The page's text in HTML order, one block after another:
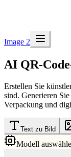
Image 2
AI QR-
Erstellen Sie
sind. Generieren
Verpackung und
Text zu Bild
Modell